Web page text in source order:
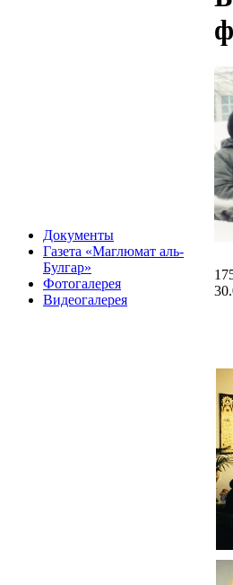
Документы
Газета «Маглюмат аль-
Булгар»
Фотогалерея
Видеогалерея